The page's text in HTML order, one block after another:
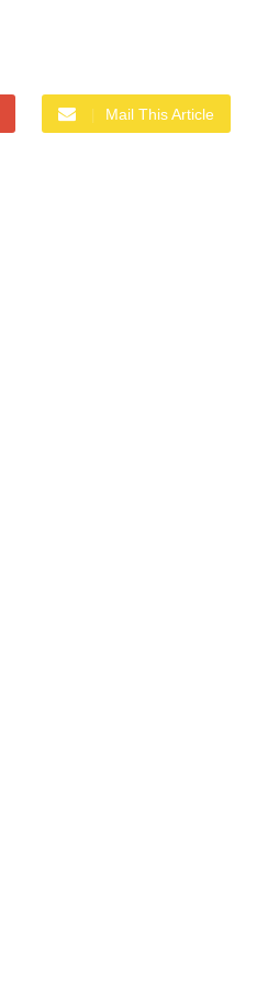
Mail This Article